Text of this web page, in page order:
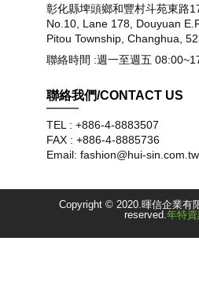
彰化縣埤頭鄉和豐村斗苑東路
No.10, Lane 178, Douyuan
Pitou Township, Changhua,
聯絡時間 :週一至週五
聯絡我們/CONTACT US
TEL : +886-4-8883507
FAX : +886-4-8885736
Email: fashion@hui-sin.com.tw
Copyright © 2020.暉信企業有
reserved. 年特